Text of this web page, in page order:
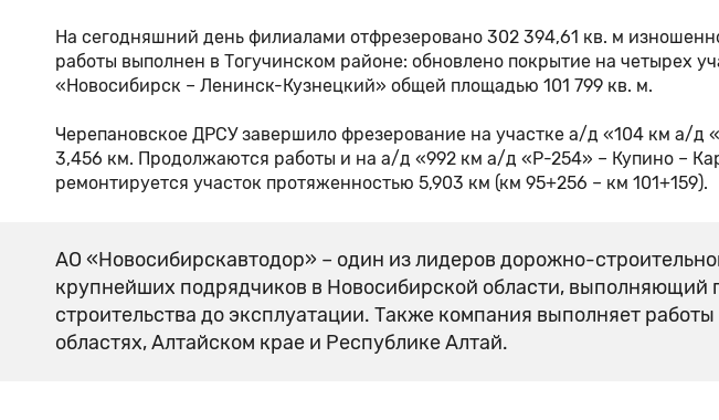
На сегодняшний день филиалами отфрезеровано 302 394,61 кв. м
работы выполнен в Тогучинском районе: обновлено покрытие на четырех
«Новосибирск – Ленинск-Кузнецкий» общей площадью 101 799 кв. м.
Черепановское ДРСУ завершило фрезерование на участке а/д «104 км а/д
3,456 км. Продолжаются работы и на а/д «992 км а/д «Р-254» – Купино –
ремонтируется участок протяженностью 5,903 км (км 95+256 – км 101+159).
АО «Новосибирскавтодор» – один из лидеров дорожно-
крупнейших подрядчиков в Новосибирской области, выполняющий
строительства до эксплуатации. Также компания выполняет
областях, Алтайском крае и Республике Алтай.